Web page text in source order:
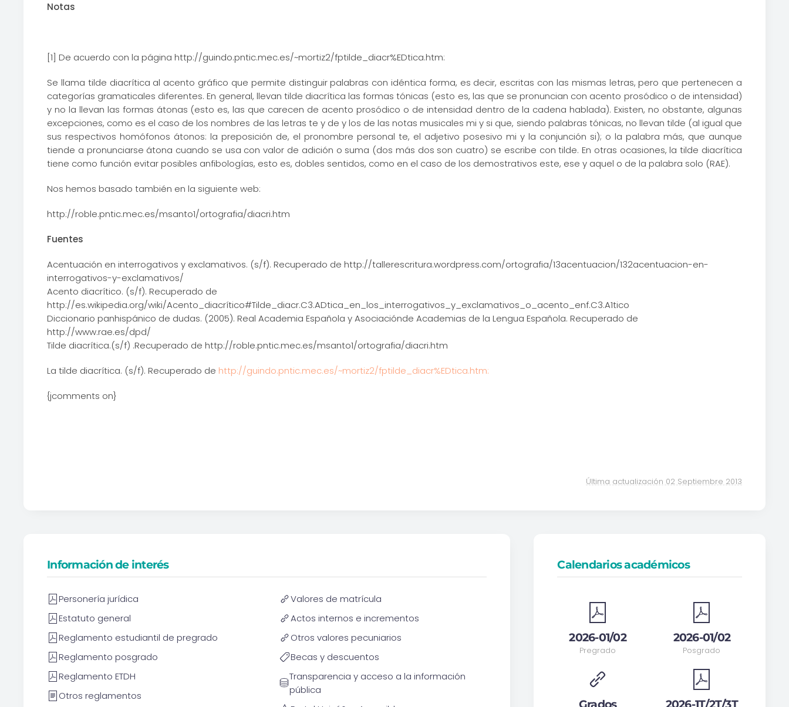
Notas
[1] De acuerdo con la página http://guindo.pntic.mec.es/~mortiz2/fptilde_diacr%EDtica.htm:
Se llama tilde diacrítica al acento gráfico que permite distinguir palabras con idéntica forma, es decir, escritas con las mismas letras, pero que pertenecen a
categorías gramaticales diferentes. En general, llevan tilde diacrítica las formas tónicas (esto es, las que se pronuncian con acento prosódico o de intensidad)
y no la llevan las formas átonas (esto es, las que carecen de acento prosódico o de intensidad dentro de la cadena hablada). Existen, no obstante, algunas
excepciones, como es el caso de los nombres de las letras te y de y los de las notas musicales mi y si que, siendo palabras tónicas, no llevan tilde (al igual que
sus respectivos homófonos átonos: la preposición de, el pronombre personal te, el adjetivo posesivo mi y la conjunción si); o la palabra más, que aunque
tiende a pronunciarse átona cuando se usa con valor de adición o suma (dos más dos son cuatro) se escribe con tilde. En otras ocasiones, la tilde diacrítica
tiene como función evitar posibles anfibologías, esto es, dobles sentidos, como en el caso de los demostrativos este, ese y aquel o de la palabra solo (RAE).
Nos hemos basado también en la siguiente web:
http://roble.pntic.mec.es/msanto1/ortografia/diacri.htm
Fuentes
Acentuación en interrogativos y exclamativos. (s/f). Recuperado de http://tallerescritura.wordpress.com/ortografia/13acentuacion/132acentuacion-en-
interrogativos-y-exclamativos/
Acento diacrítico. (s/f). Recuperado de
http://es.wikipedia.org/wiki/Acento_diacrítico#Tilde_diacr.C3.ADtica_en_los_interrogativos_y_exclamativos_o_acento_enf.C3.A1tico
Diccionario panhispánico de dudas. (2005). Real Academia Española y Asociaciónde Academias de la Lengua Española. Recuperado de
http://www.rae.es/dpd/
Tilde diacrítica.(s/f) .Recuperado de http://roble.pntic.mec.es/msanto1/ortografia/diacri.htm
La tilde diacrítica. (s/f). Recuperado de http://guindo.pntic.mec.es/~mortiz2/fptilde_diacr%EDtica.htm:
{jcomments on}
Última actualización 02 Septiembre 2013
Información de interés
Personería jurídica
Estatuto general
Reglamento estudiantil de pregrado
Reglamento posgrado
Reglamento ETDH
Otros reglamentos
Valores de matrícula
Actos internos e incrementos
Otros valores pecuniarios
Becas y descuentos
Transparencia y acceso a la información
pública
Calendarios académicos
2026-01/02
Pregrado
2026-01/02
Posgrado